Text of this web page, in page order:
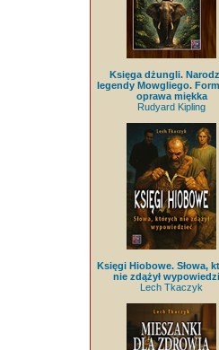
Księga dżungli.
legendy Mowgliego.
oprawa miękka
Rudyard Kipling
Księgi Hiobowe. Słowa,
nie zdążył
Lech Tkaczyk